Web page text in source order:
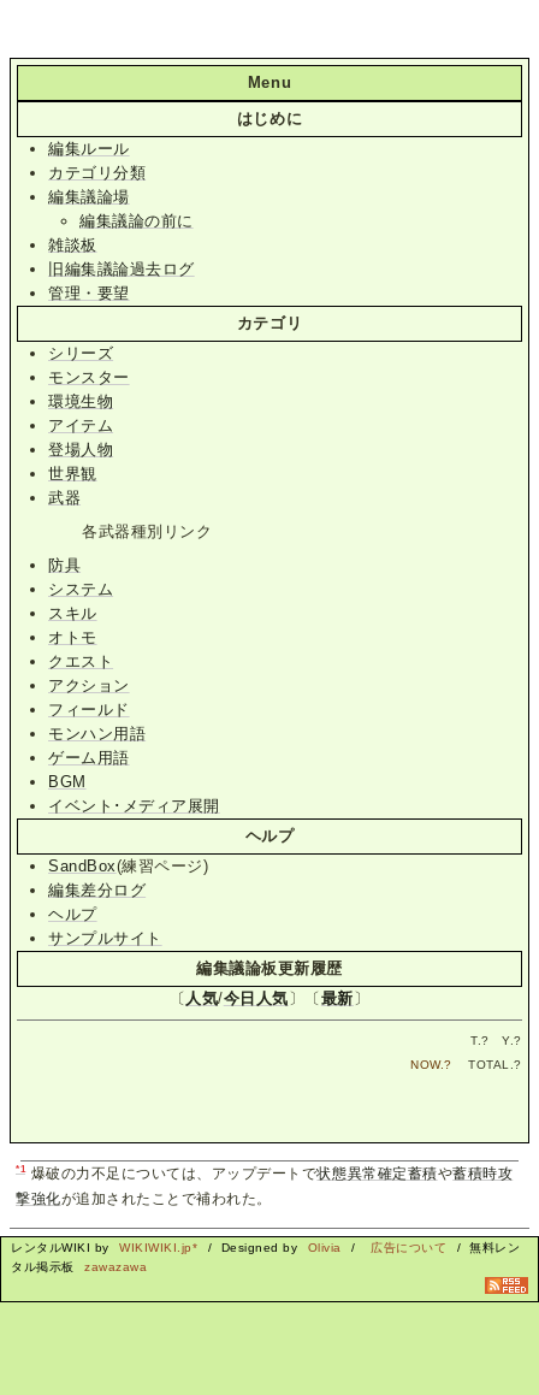
Menu
はじめに
編集ルール
カテゴリ分類
編集議論場
編集議論の前に
雑談板
旧編集議論過去ログ
管理・要望
カテゴリ
シリーズ
モンスター
環境生物
アイテム
登場人物
世界観
武器
各武器種別リンク
防具
システム
スキル
オトモ
クエスト
アクション
フィールド
モンハン用語
ゲーム用語
BGM
イベント･メディア展開
ヘルプ
SandBox(練習ページ)
編集差分ログ
ヘルプ
サンプルサイト
編集議論板更新履歴
〔 人気/今日人気 〕〔 最新 〕
T.? Y.?
NOW.? TOTAL.?
*1 爆破の力不足については、アップデートで状態異常確定蓄積や蓄積時攻
撃強化が追加されたことで補われた。
レンタルWIKI by WIKIWIKI.jp* / Designed by Olivia / 広告について
/ 無料レン
タル掲示板
zawazawa